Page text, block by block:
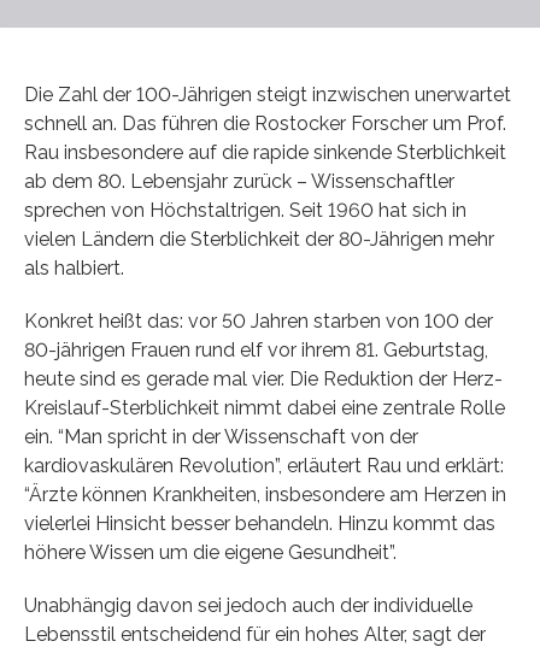
Die Zahl der 100-Jährigen steigt inzwischen unerwartet
schnell an. Das führen die Rostocker Forscher um Prof.
Rau insbesondere auf die rapide sinkende Sterblichkeit
ab dem 80. Lebensjahr zurück – Wissenschaftler
sprechen von Höchstaltrigen. Seit 1960 hat sich in
vielen Ländern die Sterblichkeit der 80-Jährigen mehr
als halbiert.
Konkret heißt das: vor 50 Jahren starben von 100 der
80-jährigen Frauen rund elf vor ihrem 81. Geburtstag,
heute sind es gerade mal vier. Die Reduktion der Herz-
Kreislauf-Sterblichkeit nimmt dabei eine zentrale Rolle
ein. “Man spricht in der Wissenschaft von der
kardiovaskulären Revolution”, erläutert Rau und erklärt:
“Ärzte können Krankheiten, insbesondere am Herzen in
vielerlei Hinsicht besser behandeln. Hinzu kommt das
höhere Wissen um die eigene Gesundheit”.
Unabhängig davon sei jedoch auch der individuelle
Lebensstil entscheidend für ein hohes Alter, sagt der